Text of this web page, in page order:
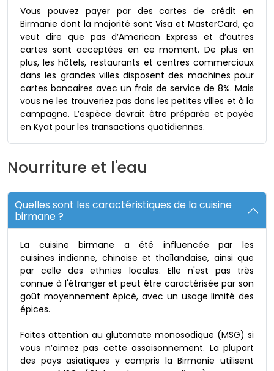
Vous pouvez payer par des cartes de crédit en
Birmanie dont la majorité sont Visa et MasterCard, ça
veut dire que pas d’American Express et d’autres
cartes sont acceptées en ce moment. De plus en
plus, les hôtels, restaurants et centres commerciaux
dans les grandes villes disposent des machines pour
cartes bancaires avec un frais de service de 8%. Mais
vous ne les trouveriez pas dans les petites villes et à la
campagne. L’espèce devrait être préparée et payée
en Kyat pour les transactions quotidiennes.
Nourriture et l'eau
Quelles sont les caractéristiques de la cuisine
birmane ?
La cuisine birmane a été influencée par les
cuisines indienne, chinoise et thaïlandaise, ainsi que
par celle des ethnies locales. Elle n'est pas très
connue à l'étranger et peut être caractérisée par son
goût moyennement épicé, avec un usage limité des
épices.
Faites attention au glutamate monosodique (MSG) si
vous n’aimez pas cette assaisonnement. La plupart
des pays asiatiques y compris la Birmanie utilisent